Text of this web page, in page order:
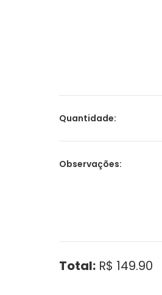
Quantidade:
Observações:
Total:R$ 149.90